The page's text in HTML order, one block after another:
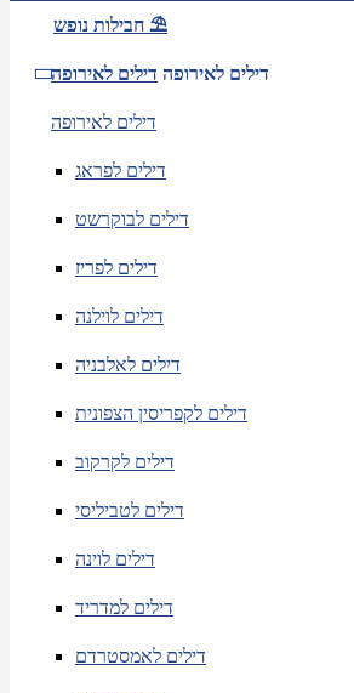
חבילות נופש ⛱
דילים לאירופה דילים לאירופה
דילים לאירופה
דילים לפראג
דילים לבוקרשט
דילים לפריז
דילים לוילנה
דילים לאלבניה
דילים לקפריסין הצפונית
דילים לקרקוב
דילים לטביליסי
דילים לוינה
דילים למדריד
דילים לאמסטרדם